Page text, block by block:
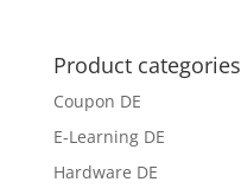
Product categories
Coupon DE
E-Learning DE
Hardware DE